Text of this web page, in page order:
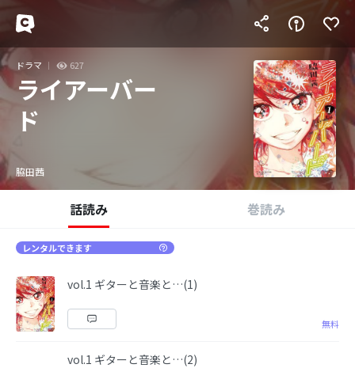
ドラマ 627
ライアーバー
ド
脇田茜
話読み 巻読み
レンタルできます
vol.1 ギターと音楽と…(1)
無料
vol.1 ギターと音楽と…(2)